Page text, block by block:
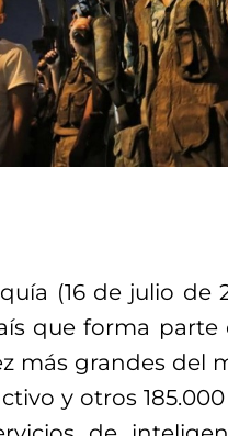
(16 de julio de
que forma parte
más grandes del
y otros